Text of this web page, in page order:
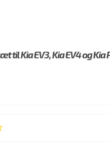
til Kia EV3, Kia EV4 og Kia